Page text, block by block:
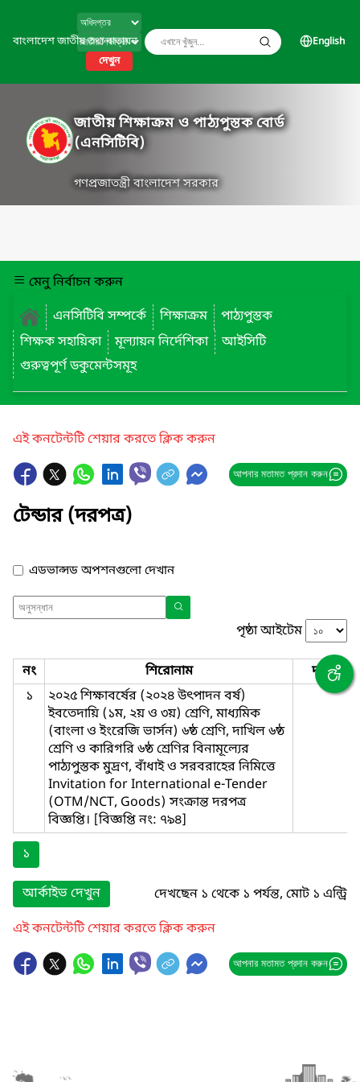
বাংলাদেশ জাতীয় তথ্য বাতায়ন
দেখুন
English
জাতীয় শিক্ষাক্রম ও পাঠ্যপুস্তক বোর্ড
(এনসিটিবি)
গণপ্রজাতন্ত্রী বাংলাদেশ সরকার
মেনু নির্বাচন করুন
এনসিটিবি সম্পর্কে
শিক্ষাক্রম
পাঠ্যপুস্তক
শিক্ষক সহায়িকা
মূল্যায়ন নির্দেশিকা
আইসিটি
গুরুত্বপূর্ণ ডকুমেন্টসমূহ
এই কনটেন্টটি শেয়ার করতে ক্লিক করুন
আপনার মতামত প্রদান করুন
টেন্ডার (দরপত্র)
এডভান্সড অপশনগুলো দেখান
পৃষ্ঠা আইটেম
নং শিরোনাম
দরপত্র
১
২০২৫ শিক্ষাবর্ষের (২০২৪ উৎপাদন বর্ষ)
ইবতেদায়ি (১ম, ২য় ও ৩য়) শ্রেণি, মাধ্যমিক
(বাংলা ও ইংরেজি ভার্সন) ৬ষ্ঠ শ্রেণি, দাখিল ৬ষ্ঠ
শ্রেণি ও কারিগরি ৬ষ্ঠ শ্রেণির বিনামূল্যের
পাঠ্যপুস্তক মুদ্রণ, বাঁধাই ও সরবরাহের নিমিত্তে
Invitation for International e-Tender
(OTM/NCT, Goods) সংক্রান্ত দরপত্র
বিজ্ঞপ্তি। [বিজ্ঞপ্তি নং: ৭৯৪]
১
আর্কাইভ দেখুন
দেখছেন ১ থেকে ১ পর্যন্ত, মোট ১ এন্ট্রি
এই কনটেন্টটি শেয়ার করতে ক্লিক করুন
আপনার মতামত প্রদান করুন